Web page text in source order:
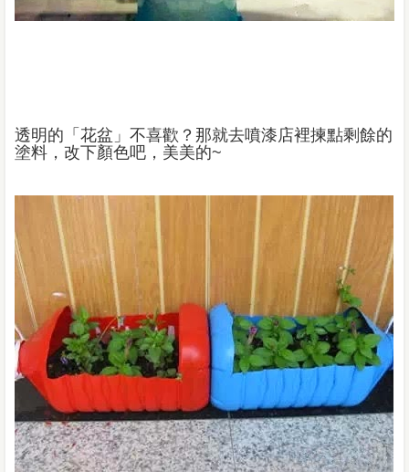
透明的「花盆」不喜歡？那就去噴漆店裡揀點剩餘的
塗料，改下顏色吧，美美的~